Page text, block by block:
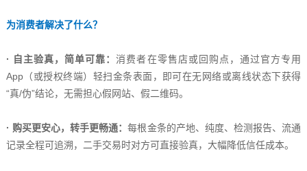
为消费者解决了什么？
· 自主验真，简单可靠：消费者在零售店或回购点，通过官方专用
App（或授权终端）轻扫金条表面，即可在无网络或离线状态下获得
“真/伪”结论，无需担心假网站、假二维码。
· 购买更安心，转手更畅通：每根金条的产地、纯度、检测报告、流通
记录全程可追溯，二手交易时对方可直接验真，大幅降低信任成本。